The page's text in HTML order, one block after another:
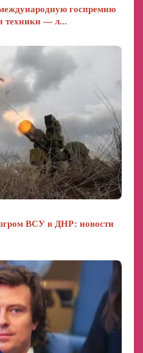
госпремию
техники — л...
ВСУ в ДНР: новости